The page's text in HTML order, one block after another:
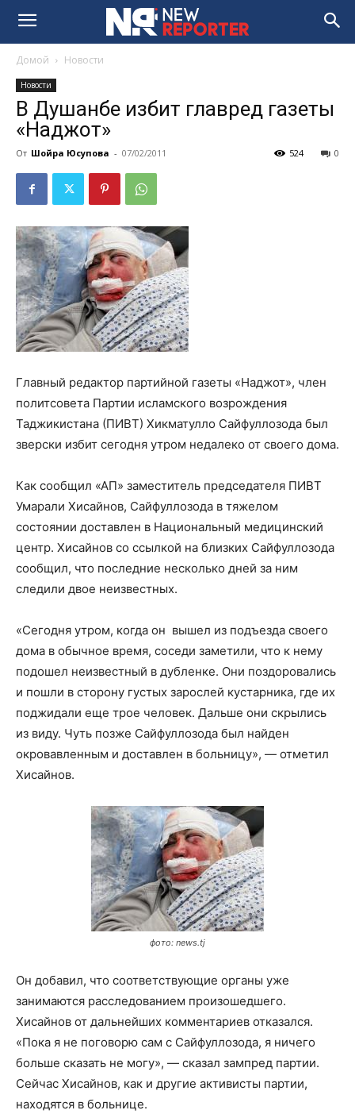
Домой Новости
Новости
В Душанбе избит главред газеты
«Наджот»
От Шойра Юсупова - 07/02/2011 0
524
Главный редактор партийной газеты «Наджот», член
политсовета Партии исламского возрождения
Таджикистана (ПИВТ) Хикматулло Сайфуллозода был
зверски избит сегодня утром недалеко от своего дома.
Как сообщил «АП» заместитель председателя ПИВТ
Умарали Хисайнов, Сайфуллозода в тяжелом
состоянии доставлен в Национальный медицинский
центр. Хисайнов со ссылкой на близких Сайфуллозода
сообщил, что последние несколько дней за ним
следили двое неизвестных.
«Сегодня утром, когда он вышел из подъезда своего
дома в обычное время, соседи заметили, что к нему
подошел неизвестный в дубленке. Они поздоровались
и пошли в сторону густых зарослей кустарника, где их
поджидали еще трое человек. Дальше они скрылись
из виду. Чуть позже Сайфуллозода был найден
окровавленным и доставлен в больницу», — отметил
Хисайнов.
фото: news.tj
Он добавил, что соответствующие органы уже
занимаются расследованием произошедшего.
Хисайнов от дальнейших комментариев отказался.
«Пока я не поговорю сам с Сайфуллозода, я ничего
больше сказать не могу», — сказал зампред партии.
Сейчас Хисайнов, как и другие активисты партии,
находятся в больнице.